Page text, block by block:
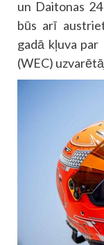
un Daitonas
būs arī
gadā kļuva par
(WEC)